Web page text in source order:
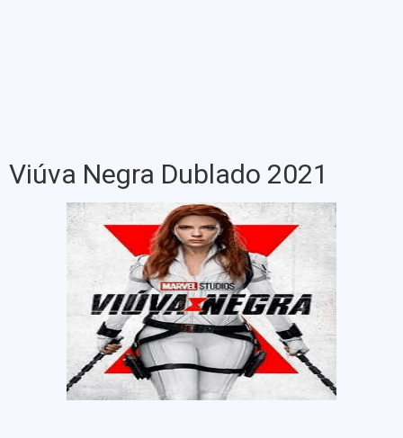
Viúva Negra Dublado 2021